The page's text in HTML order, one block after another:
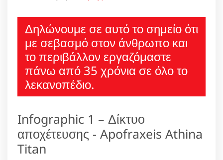
Δηλώνουμε σε αυτό το σημείο ότι
με σεβασμό στον άνθρωπο και
το περιβάλλον εργαζόμαστε
πάνω από 35 χρόνια σε όλο το
λεκανοπέδιο.
Infographic 1 – Δίκτυο
αποχέτευσης - Apofraxeis Athina
Titan